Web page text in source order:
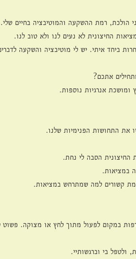
הולכת, רמת ההשקעה והמוטיבציה בחיים
החיצונית לא נעים לנו ולא טוב לנו.
ביחד איתי. יש לי מוטיבציה והשקעה
אתכם?
אנרגיות נוספות.
את התחושות הפנימיות שלנו.
הסבה לי נחת.
במציאות.
קשורים למה שמתרחש במציאות.
במקום לפעול מתוך לחץ או מצוקה. פשוט
ולטפל בי וברגשותיי.